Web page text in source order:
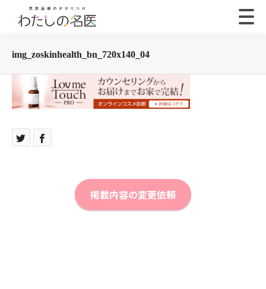
img_zoskinhealth_bn_720x140_04
掲載内容の変更依頼